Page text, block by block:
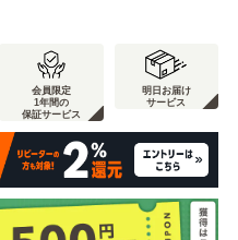
会員限定
1年間の
保証サービス
明日お届け
サービス